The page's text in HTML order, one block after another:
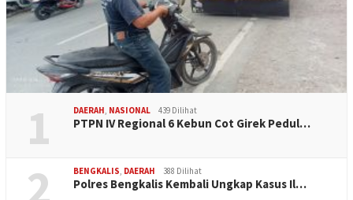
1 DAERAH, NASIONAL 439 Dilihat
PTPN IV Regional 6 Kebun Cot Girek Pedul…
2 BENGKALIS, DAERAH 388 Dilihat
Polres Bengkalis Kembali Ungkap Kasus Il…